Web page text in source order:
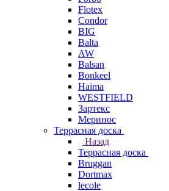
Flotex
Condor
BIG
Balta
AW
Balsan
Bonkeel
Haima
WESTFIELD
Зартекс
Меринос
Террасная доска
Назад
Террасная доска
Bruggan
Dortmax
lecole